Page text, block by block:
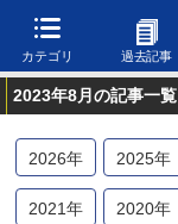
カテゴリ 過去記事
2023年8月の記事一覧
2026年 2025年
2021年 2020年